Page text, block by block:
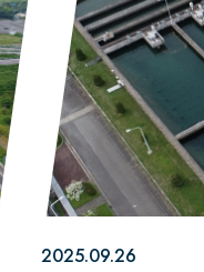
2025.09.26